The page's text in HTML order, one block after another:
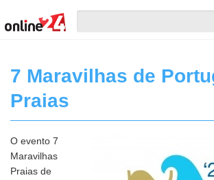
7 Maravilhas de
Praias
O evento 7
Maravilhas
Praias de